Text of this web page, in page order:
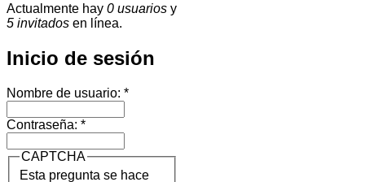
Actualmente hay 0 usuarios y
5 invitados en línea.
Inicio de sesión
Nombre de usuario: *
Contraseña: *
CAPTCHA
Esta pregunta se hace